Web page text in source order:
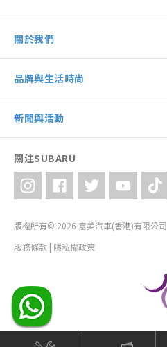
關於我們
品牌與生活時尚
新聞與活動
關注SUBARU
版權所有© 2026 意美汽車(香港)有限公司
服務條款 | 隱私權政策